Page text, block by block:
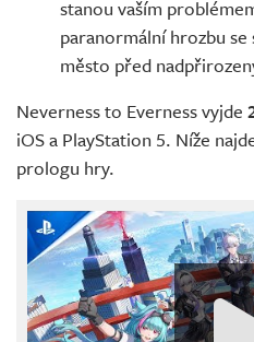
stanou vaším
paranormální hrozbu
město před
Neverness to Everness vyjde
iOS a PlayStation 5. Níže
prologu hry.